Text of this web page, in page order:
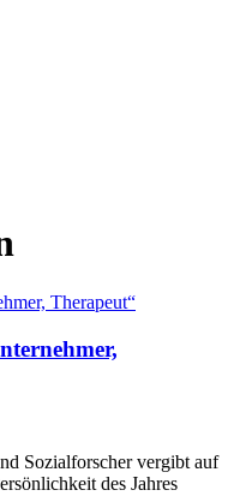
Sozialforscher vergibt auf
des Jahres